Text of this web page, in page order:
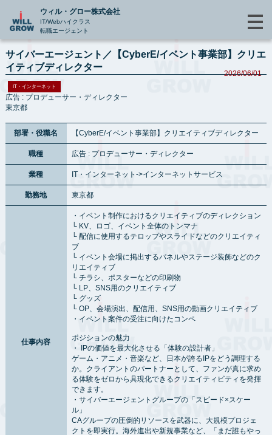
ウィル・グロー株式会社
IT/Webハイクラス
転職エージェント
サイバーエージェント／【CyberE/イベント事業部】クリエ
イティブディレクター
2026/06/01
IT・インターネット
広告 : プロデューサー・ディレクター
東京都
部署・役職名 【CyberE/イベント事業部】クリエイティブディレクター
職種 広告 : プロデューサー・ディレクター
業種 IT・インターネット->インターネットサービス
勤務地 東京都
仕事内容
・イベント制作におけるクリエイティブのディレクション
└ KV、ロゴ、イベント全体のトンマナ
└ 配信に使用するテロップやスライドなどのクリエイティ
ブ
└ イベント会場に掲出するパネルやステージ装飾などのク
リエイティブ
└ チラシ、ポスターなどの印刷物
└ LP、SNS用のクリエイティブ
└ グッズ
└ OP、会場演出、配信用、SNS用の動画クリエイティブ
・イベント案件の受注に向けたコンペ
ポジションの魅力
・ IPの価値を最大化させる「体験の設計者」
ゲーム・アニメ・音楽など、日本が誇るIPをどう調理する
か。クライアントのパートナーとして、ファンが真に求め
る体験をゼロから具現化できるクリエイティビティを発揮
できます。
・サイバーエージェントグループの「スピード×スケー
ル」
CAグループの圧倒的リソースを武器に、大規模プロジェ
クトを即実行。海外進出や新規事業など、「まだ誰もやっ